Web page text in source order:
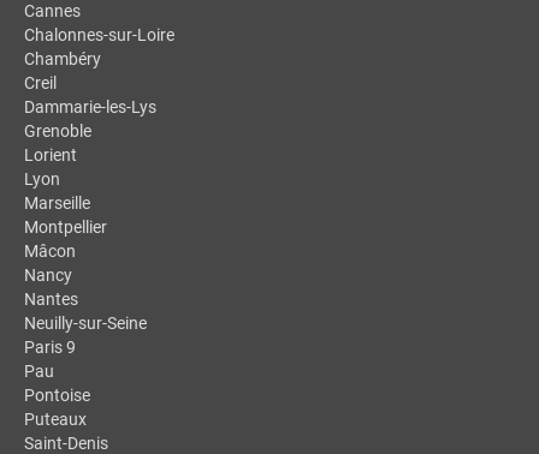
Cannes
Chalonnes-sur-Loire
Chambéry
Creil
Dammarie-les-Lys
Grenoble
Lorient
Lyon
Marseille
Montpellier
Mâcon
Nancy
Nantes
Neuilly-sur-Seine
Paris 9
Pau
Pontoise
Puteaux
Saint-Denis